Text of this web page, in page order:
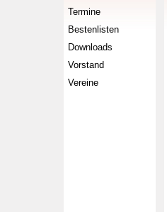
Termine
Bestenlisten
Downloads
Vorstand
Vereine